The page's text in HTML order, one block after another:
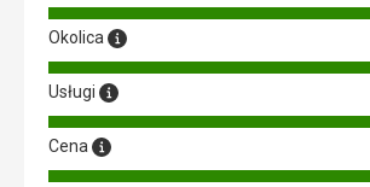
Okolica
Usługi
Cena